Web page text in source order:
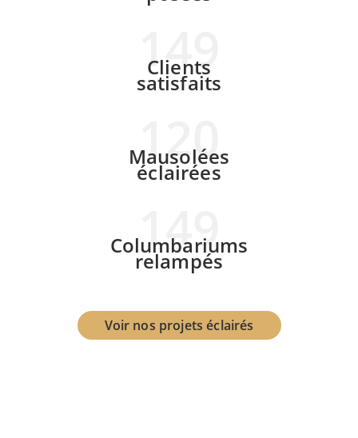
163
Clients
satisfaits
120
Mausolées
éclairées
163
Columbariums
relampés
Voir nos projets éclairés